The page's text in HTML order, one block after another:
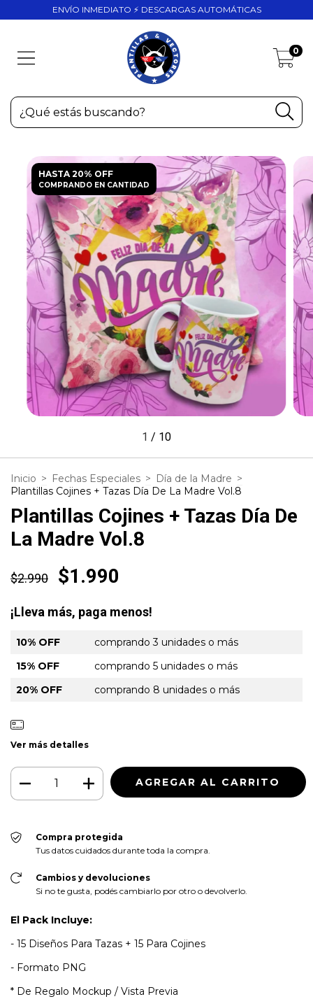
ENVÍO INMEDIATO ⚡ DESCARGAS AUTOMÁTICAS
0
HASTA 20% OFF
COMPRANDO EN CANTIDAD
1 / 10
Inicio > Fechas Especiales > Día de la Madre >
Plantillas Cojines + Tazas Día De La Madre Vol.8
Plantillas Cojines + Tazas Día De
La Madre Vol.8
$2.990 $1.990
¡Lleva más, paga menos!
10% OFF
comprando 3 unidades o más
15% OFF
comprando 5 unidades o más
20% OFF
comprando 8 unidades o más
Ver más detalles
Compra protegida
Tus datos cuidados durante toda la compra.
Cambios y devoluciones
Si no te gusta, podés cambiarlo por otro o devolverlo.
El Pack Incluye:
- 15 Diseños Para Tazas + 15 Para Cojines
- Formato PNG
* De Regalo Mockup / Vista Previa